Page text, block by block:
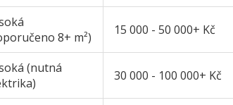
8+ m²)
15 000 - 50 000+ Kč
(nutná
30 000 - 100 000+ Kč